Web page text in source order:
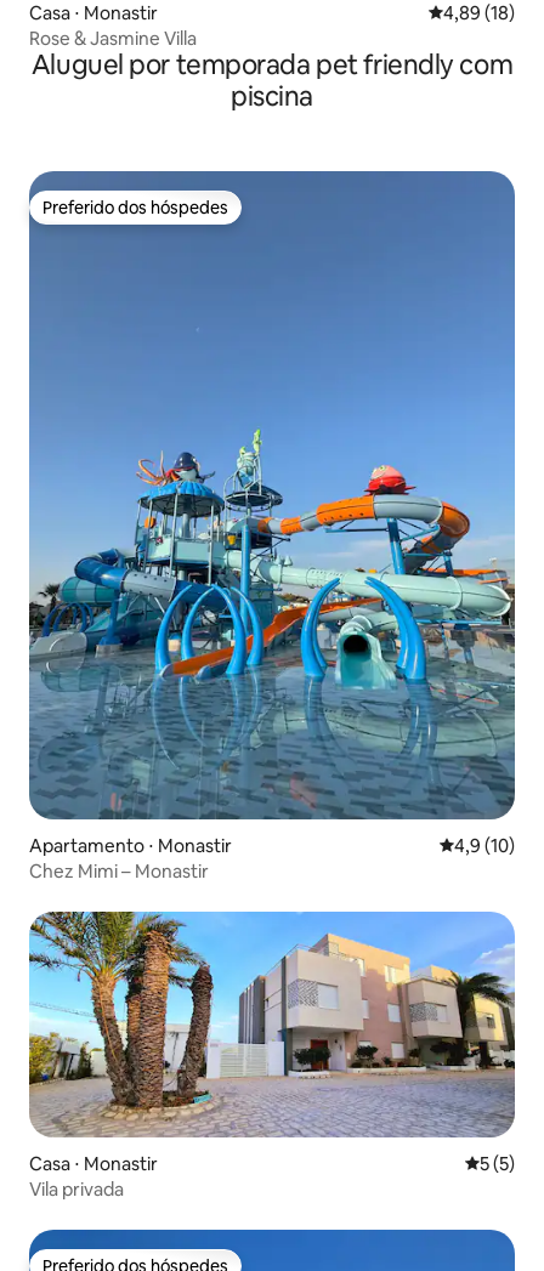
Casa ⋅ Monastir 4,89 de uma
4,89 (18)
Rose & Jasmine Villa
Aluguel por temporada pet friendly com
piscina
Preferido dos hóspedes
Preferido dos hóspedes
Apartamento ⋅ Monastir 4,9 de uma
4,9 (10)
Chez Mimi – Monastir
Casa ⋅ Monastir 5 de
5 (5)
Vila privada